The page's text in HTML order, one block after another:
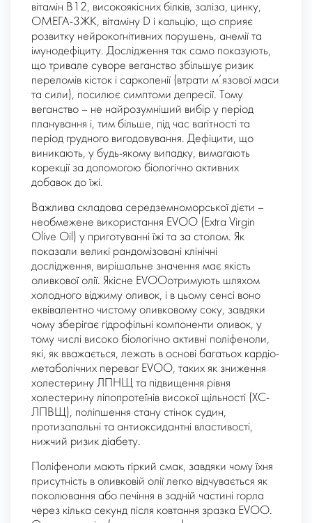
вітамін B12, високоякісних білків, заліза, цинку,
ОМЕГА-3ЖК, вітаміну D і кальцію, що сприяє
розвитку нейрокогнітивних порушень, анемії та
імунодефіциту. Дослідження так само показують,
що тривале суворе веганство збільшує ризик
переломів кісток і саркопенії (втрати м’язової маси
та сили), посилює симптоми депресії. Тому
веганство – не найрозумніший вибір у період
планування і, тим більше, під час вагітності та
період грудного вигодовування. Дефіцити, що
виникають, у будь-якому випадку, вимагають
корекції за допомогою біологічно активних
добавок до їжі.
Важлива складова середземноморської дієти –
необмежене використання EVOO (Extra Virgin
Olive Oil) у приготуванні їжі та за столом. Як
показали великі рандомізовані клінічні
дослідження, вирішальне значення має якість
оливкової олії. Якісне EVOOотримують шляхом
холодного віджиму оливок, і в цьому сенсі воно
еквівалентно чистому оливковому соку, завдяки
чому зберігає гідрофільні компоненти оливок, у
тому числі високо біологічно активні поліфеноли,
які, як вважається, лежать в основі багатьох кардіо-
метаболічних переваг EVOO, таких як зниження
холестерину ЛПНЩ та підвищення рівня
холестерину ліпопротеїнів високої щільності (ХС-
ЛПВЩ), поліпшення стану стінок судин,
протизапальні та антиоксидантні властивості,
нижчий ризик діабету.
Поліфеноли мають гіркий смак, завдяки чому їхня
присутність в оливковій олії легко відчувається як
поколювання або печіння в задній частині горла
через кілька секунд після ковтання зразка EVOO.